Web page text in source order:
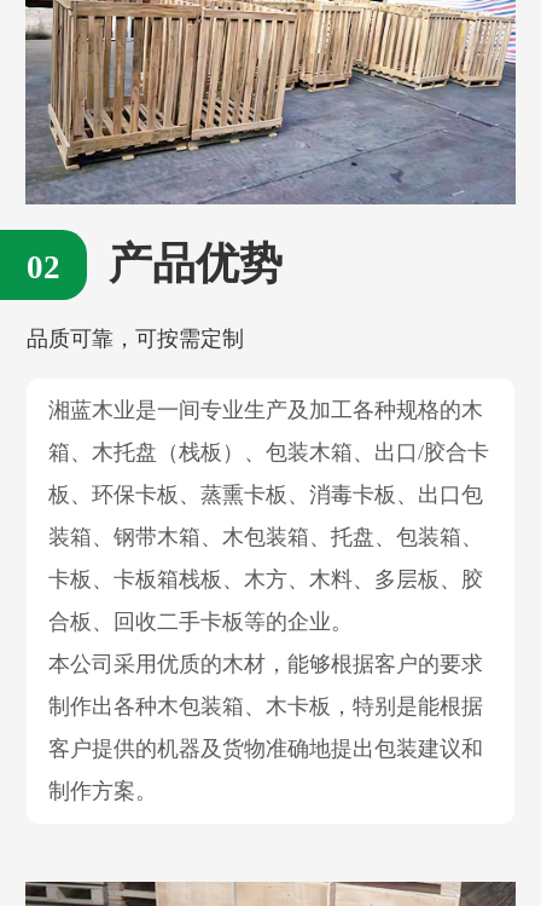
产品优势
品质可靠，可按需定制
湘蓝木业是一间专业生产及加工各种规格的木
箱、木托盘（栈板）、包装木箱、出口/胶合卡
板、环保卡板、蒸熏卡板、消毒卡板、出口包
装箱、钢带木箱、木包装箱、托盘、包装箱、
卡板、卡板箱栈板、木方、木料、多层板、胶
合板、回收二手卡板等的企业。
本公司采用优质的木材，能够根据客户的要求
制作出各种木包装箱、木卡板，特别是能根据
客户提供的机器及货物准确地提出包装建议和
制作方案。